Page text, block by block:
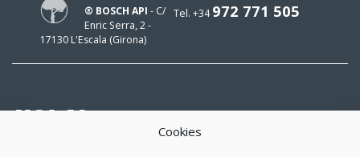
Cookies
Tel. +34972 771 505
® BOSCH API - C/
Enric Serra, 2 -
17130 L'Escala (Girona)
HOLA!